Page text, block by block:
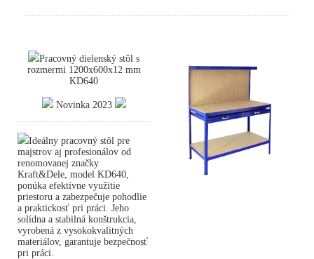
Pracovný dielenský stôl s
rozmermi 1200x600x12 mm
KD640
Novinka 2023
Ideálny pracovný stôl pre
majstrov aj profesionálov od
renomovanej značky
Kraft&Dele, model KD640,
ponúka efektívne využitie
priestoru a zabezpečuje pohodlie
a praktickosť pri práci. Jeho
solídna a stabilná konštrukcia,
vyrobená z vysokokvalitných
materiálov, garantuje bezpečnosť
pri práci.